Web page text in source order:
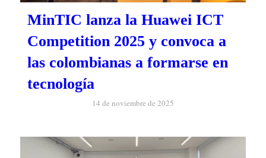
MinTIC lanza la Huawei ICT
Competition 2025 y convoca a
las colombianas a formarse en
tecnología
14 de noviembre de 2025